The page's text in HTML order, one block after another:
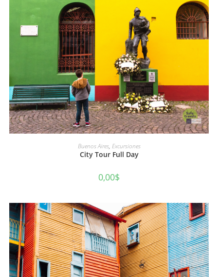
AÑADIR AL CARRITO
Buenos Aires, Excursiones
City Tour Full Day
0,00$